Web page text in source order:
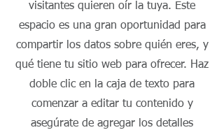
visitantes quieren oír la tuya. Este
espacio es una gran oportunidad para
compartir los datos sobre quién eres, y
qué tiene tu sitio web para ofrecer. Haz
doble clic en la caja de texto para
comenzar a editar tu contenido y
asegúrate de agregar los detalles